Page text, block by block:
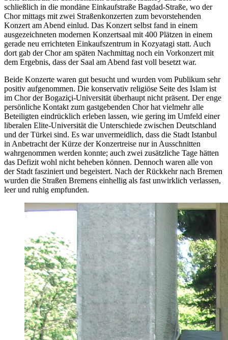
schließlich in die mondäne Einkaufstraße Bagdad-Straße, wo der
Chor mittags mit zwei Straßenkonzerten zum bevorstehenden
Konzert am Abend einlud. Das Konzert selbst fand in einem
ausgezeichneten modernen Konzertsaal mit 400 Plätzen in einem
gerade neu errichteten Einkaufszentrum in Kozyatagi statt. Auch
dort gab der Chor am späten Nachmittag noch ein Vorkonzert mit
dem Ergebnis, dass der Saal am Abend fast voll besetzt war.
Beide Konzerte waren gut besucht und wurden vom Publikum sehr
positiv aufgenommen. Die konservativ religiöse Seite des Islam ist
im Chor derBogaziçi-Universität überhaupt nicht präsent. Der enge
persönliche Kontakt zum gastgebenden Chor hat vielmehr alle
Beteiligten eindrücklich erleben lassen, wie gering im Umfeld einer
liberalen Elite-Universität die Unterschiede zwischen Deutschland
und der Türkei sind. Es war unvermeidlich, dass die Stadt Istanbul
in Anbetracht der Kürze der Konzertreise nur in Ausschnitten
wahrgenommen werden konnte; auch zwei zusätzliche Tage hätten
das Defizit wohl nicht beheben können. Dennoch waren alle von
der Stadt fasziniert und begeistert. Nach der Rückkehr nach Bremen
wurden die Straßen Bremens einhellig als fast unwirklich verlassen,
leer und ruhig empfunden.